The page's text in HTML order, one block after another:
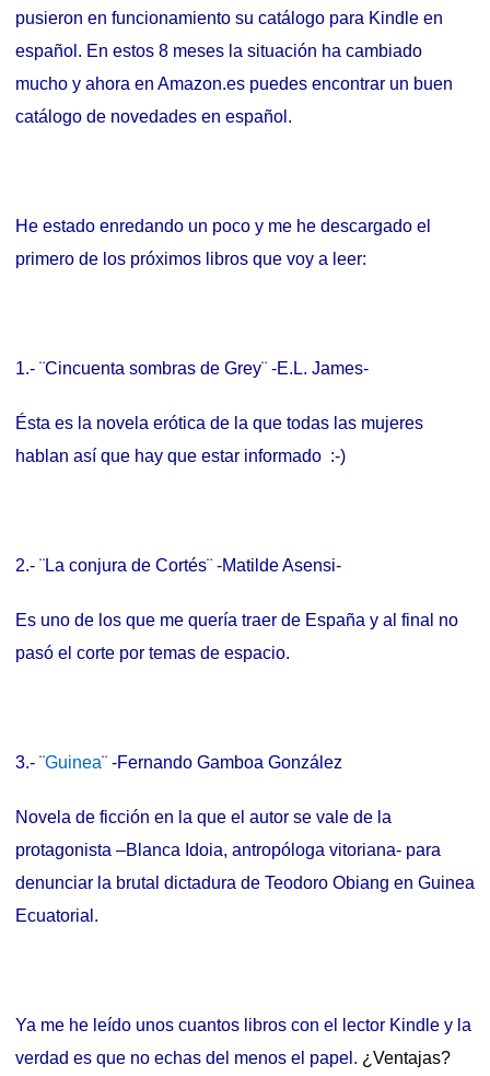
pusieron en funcionamiento su catálogo para Kindle en
español. En estos 8 meses la situación ha cambiado
mucho y ahora en Amazon.es puedes encontrar un buen
catálogo de novedades en español.
He estado enredando un poco y me he descargado el
primero de los próximos libros que voy a leer:
1.- ¨Cincuenta sombras de Grey¨ -E.L. James-
Ésta es la novela erótica de la que todas las mujeres
hablan así que hay que estar informado :-)
2.- ¨La conjura de Cortés¨ -Matilde Asensi-
Es uno de los que me quería traer de España y al final no
pasó el corte por temas de espacio.
3.- ¨Guinea¨ -Fernando Gamboa González
Novela de ficción en la que el autor se vale de la
protagonista –Blanca Idoia, antropóloga vitoriana- para
denunciar la brutal dictadura de Teodoro Obiang en Guinea
Ecuatorial.
Ya me he leído unos cuantos libros con el lector Kindle y la
verdad es que no echas del menos el papel. ¿Ventajas?